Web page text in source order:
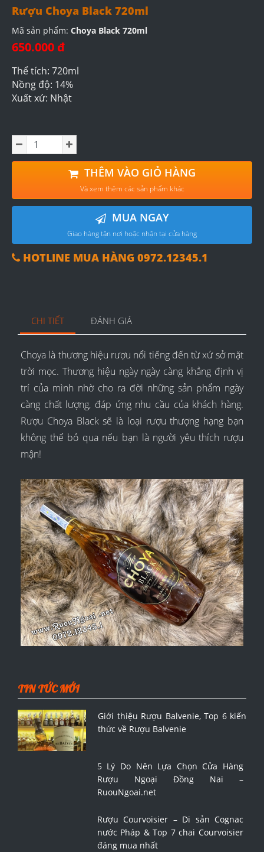
Rượu Choya Black 720ml
Mã sản phẩm: Choya Black 720ml
650.000 đ
Thể tích: 720ml
Nồng độ: 14%
Xuất xứ: Nhật
THÊM VÀO GIỎ HÀNG
Và xem thêm các sản phẩm khác
MUA NGAY
Giao hàng tận nơi hoặc nhận tại cửa hàng
HOTLINE MUA HÀNG 0972.12345.1
CHI TIẾT ĐÁNH GIÁ
Choya là thương hiệu rượu nổi tiếng đến từ xứ sở mặt
trời mọc. Thương hiệu ngày ngày càng khẳng định vị
trí của mình nhờ cho ra đời những sản phẩm ngày
càng chất lượng, đáp ứng nhu cầu của khách hàng.
Rượu Choya Black sẽ là loại rượu thượng hạng bạn
không thể bỏ qua nếu bạn là người yêu thích rượu
mận!
TIN TỨC MỚI
Giới thiệu Rượu Balvenie, Top 6 kiến
thức về Rượu Balvenie
5 Lý Do Nên Lựa Chọn Cửa Hàng
Rượu Ngoại Đồng Nai –
RuouNgoai.net
Rượu Courvoisier – Di sản Cognac
nước Pháp & Top 7 chai Courvoisier
đáng mua nhất